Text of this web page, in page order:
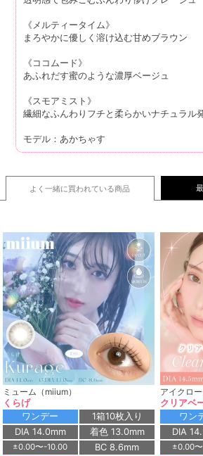
《メルティータイム》
まろやかに優しく溶け込む甘めブラウン
《ココムード》
あふれだす蜜のような濃厚ベージュ
《スモアミスト》
繊細なふんわりフチと柔らかいナチュラル
モデル：あかちゃす
よく一緒に買われている商品
ミューム（miium）
くらげ
ワンデー
1箱10枚入り
DIA 14.0mm
着色 13.0mm
±0.00〜-10.00
BC 8.6mm
アイクロ
クリアベ
ワン
DIA
±0.00